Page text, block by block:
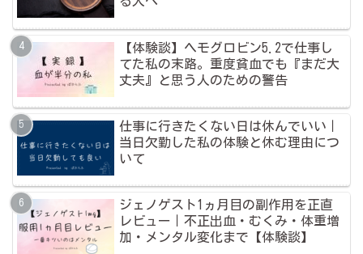
【体験談】ヘモグロビン5.2で仕事し
てた私の末路。重度貧血でも『まだ大
丈夫』と思う人のための警告
仕事に行きたくない日は休んでいい｜
当日欠勤した私の体験と休む理由につ
いて
ジェノゲスト1ヵ月目の副作用を正直
レビュー｜不正出血・むくみ・体重増
加・メンタル変化まで【体験談】